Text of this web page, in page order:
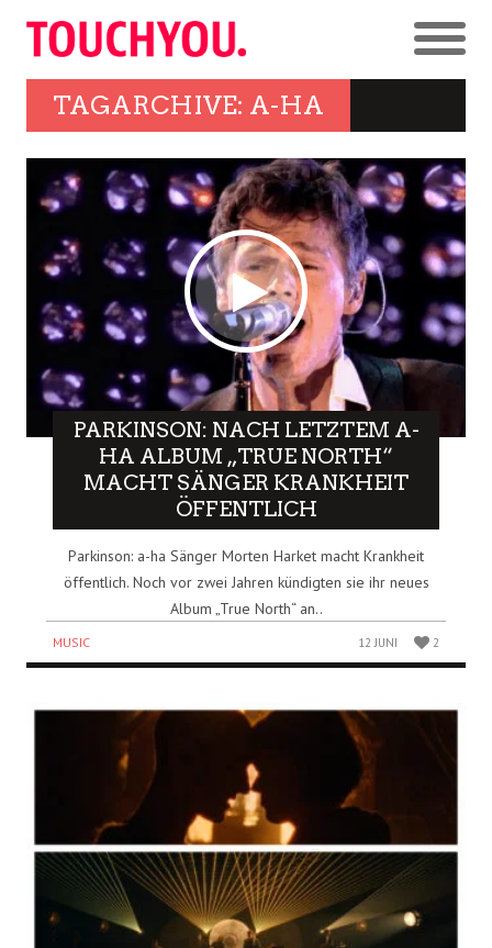
TAGARCHIVE: A-HA
PARKINSON: NACH LETZTEM A-
HA ALBUM „TRUE NORTH“
MACHT SÄNGER KRANKHEIT
ÖFFENTLICH
Parkinson: a-ha Sänger Morten Harket macht Krankheit
öffentlich. Noch vor zwei Jahren kündigten sie ihr neues
Album „True North“ an..
MUSIC 12 JUNI 2